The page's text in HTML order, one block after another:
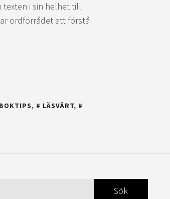
texten i sin helhet till
ordförrådet att förstå
BOKTIPS, LÄSVÄRT,